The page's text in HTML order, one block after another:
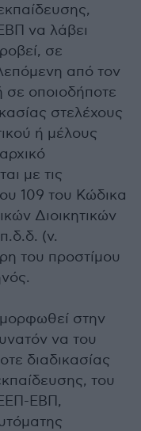
να λάβει
σε
από τον
οποιοδήποτε
στελέχους
ή μέλους
με τις
109 του Κώδικα
Διοικητικών
(ν.
του προστίμου
στην
να του
διαδικασίας
του
ΕΒΠ,